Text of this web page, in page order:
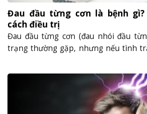
Đau đầu từng cơn là bệnh
cách điều trị
Đau đầu từng cơn (đau nhói đầu
trạng thường gặp, nhưng nếu tình
Vậy triệu chứng và cách điều trị
từng cơn là gì? Hãy cùng tìm hiểu